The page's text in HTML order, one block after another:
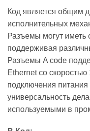
Код является общим
исполнительных
Разъемы могут иметь
поддерживая
Разъемы A code
Ethernet со
подключения питания
универсальность
используемыми в